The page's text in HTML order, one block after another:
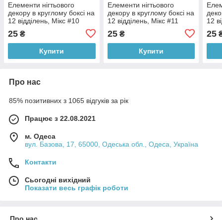
Елементи нігтьового
декору в круглому боксі на
12 відділень, Мікс #10
25 ₴
Купити
Елементи нігтьового
декору в круглому боксі на
12 відділень, Мікс #11
25₴
Купити
12
25
Про нас
85% позитивних з 1065 відгуків за рік
Працює з 22.08.2021
м. Одеса
вул. Базова, 17, 65000, Одеська обл., Одеса, Україна
Контакти
Сьогодні вихідний
Показати весь графік роботи